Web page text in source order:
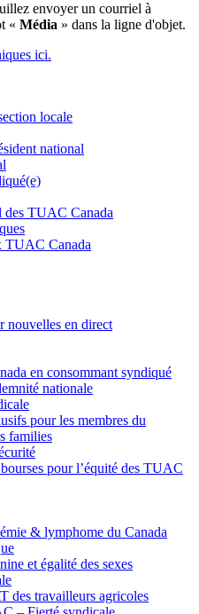
envoyer un courriel à
« Média » dans la ligne d'objet.
ici.
locale
national
des TUAC Canada
TUAC Canada
nouvelles en direct
en consommant syndiqué
nationale
pour les membres du
families
pour l’équité des TUAC
& lymphome du Canada
et égalité des sexes
des travailleurs agricoles